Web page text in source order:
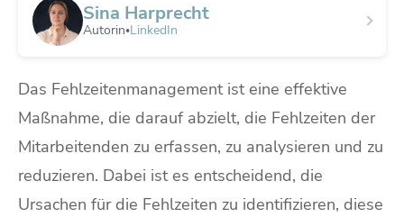
Sina Harprecht
Autorin•LinkedIn
Das Fehlzeitenmanagement ist eine effektive
Maßnahme, die darauf abzielt, die Fehlzeiten der
Mitarbeitenden zu erfassen, zu analysieren und zu
reduzieren. Dabei ist es entscheidend, die
Ursachen für die Fehlzeiten zu identifizieren, diese